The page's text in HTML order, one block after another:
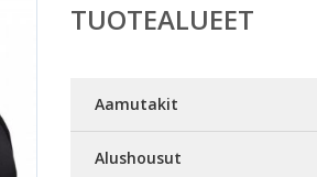
TUOTEALUEET
Aamutakit
Alushousut